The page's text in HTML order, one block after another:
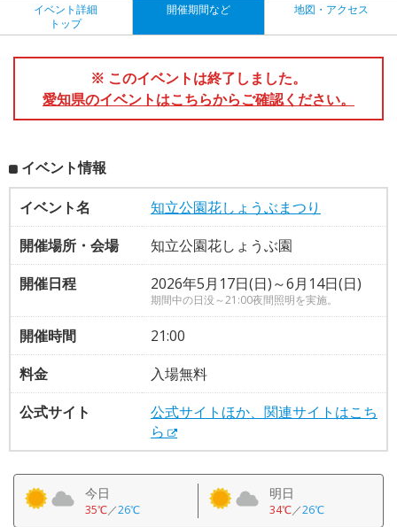
イベント詳細
トップ
開催期間など 地図・アクセス
※ このイベントは終了しました。
愛知県のイベントはこちらからご確認ください。
イベント情報
イベント名
知立公園花しょうぶまつり
開催場所・会場
知立公園花しょうぶ園
開催日程
2026年5月17日(日)～6月14日(日)
期間中の日没～21:00夜間照明を実施。
開催時間
21:00
料金
入場無料
公式サイト
公式サイトほか、関連サイトはこち
ら
今日
35℃／26℃
明日
34℃／26℃